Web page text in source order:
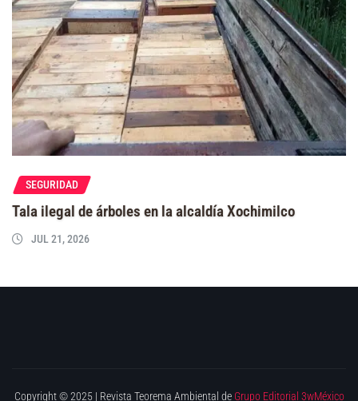
SEGURIDAD
Tala ilegal de árboles en la alcaldía Xochimilco
JUL 21, 2026
Copyright © 2025 | Revista Teorema Ambiental de Grupo Editorial 3wMéxico